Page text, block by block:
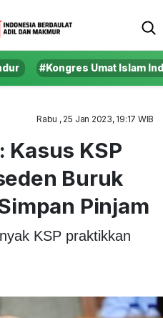
#Kongres Umat Islam
Rabu , 25 Jan 2023, 19:17 WIB
Kasus KSP
Buruk
Pinjam
KSP praktikkan